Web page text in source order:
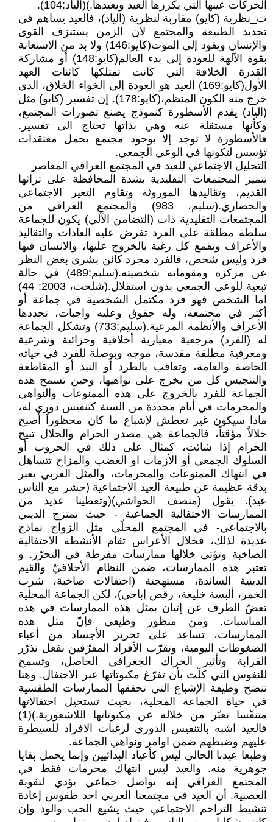
الحركات عينها التي يكررها العيد ويعيدها.)(الياد:104).
ت_نظرية (كايو) مقاربة لنظرية (الياد)، فالعيد يساهم في
تجديد الطبيعة والمجتمع لان الزمن يستنزف القوى
والإنسان ويقود إلى الموت(كايو:146) ولا بد من الاستعانة
بقوة الآلهة للعودة إلى بدء العالم(كايو:148) أو مشاركة
القدرة الخلاقة التي كانت تمتلكها كائنات العهد
الأول(كايو:169) العيد هو العودة إلى الخواء الخلاق، الذي
خرج منه الكون المنظم،(كايو:178). إن تفسير (كايو) مثل
(الياد) يقدم الأسطورة كنموذج يصنع تصورات المجتمع،
وكأنها مستقلة عنه وهي بذاتها تحتاج الى تفسير.
فالأسطورة لا توجد إلا بوجود مجتمع يحمل معتقدات
تؤسس لتكونها في الوعي الجمعي.
التحليل الاجتماعي للعيد في المجتمع العراقي المعاصر
تتميز المجتمعات التقليدية بشدة المحافظة على تراثها
القديم، وتقاليدها الموروثة وتقاوم التغير الاجتماعي
والحضاري.(سليم، 983) والمجتمع العراقي من
المجتمعات التقليدية ذات (التضامن الآلي) يكون للجماعة
سلطة مطلقة على الفرد تفرض عليه العادات والتقاليد
والأعراف وتقمع كل رغبة بالخروج عليها، والانسان فيها
فرد وليس شخص، فالفرد مجرد كائن بشري بغض النظر
عن مركزه ومقوماته شخصيته.(سليم:489) في حالة
تبعية للوعي الجمعي بدون استقلال.(شلحت، 2003: 44)
اما الشخص فهو فرد مكتمل الشخصية في جماعة أو
أكثر في مجتمعه، وله حقوق وعليه واجبات، تحددها
الأعراف والأنظمة المرعية.(سليم:733) وتشكل الجماعة
له (الفرد) مرجعية معيارية أخلاقية وجزائية وشرعية
ومعرفية مطلقة مقدسة، موجه وبوصلة للفرد في حياته
الخاصة والعامة، وتعاقب بالطرد أو النبذ أو المقاطعة
والتنجيس كل من يخرج على نواهيها، وحين تسمح هذه
الجماعة للفرد بالخروج على هذه الممنوعات والنواهي
والمحرمات في أيام محددة من السنة كتنفيس دوري له،
ماذا سيكون غير تعطش لإشباع ما كان محظوراً أصبح
حلالاً مؤقتاً، فالجماعة هي مصدر الحرام والحلال تبيح
الحرام إذا شائت، كمثال على ذلك في الحروب أو
السلوك الجمعي أو الأزمات او الغضب والمزاح تتساهل
في انتهاك الممنوعات والمحرمات، والمثل العربي يعبر
بدقة عظيمة عن طبيعة العيد الاجتماعية (حشر مع الناس
عيد). يقول (منصف الحواشي)(وتعطينا عديد من
الممارسات الاحتفالية الجماعية - حيث يمتزج الديني
بالاجتماعي- في المجتمع المحلّي مثل الزواج نماذج
عديدة لذلك، فخلال الأعراس تقام الأنشطة الاحتفالية
الصاخبة وتؤتى خلالها ممارسات مفرطة في التحرّر. و
تعتبر هذه الممارسات، ضمن النظام الأخلاقيّ والقيم
الدينية السائدة، مستهجنة (احتفالات صاخبة، شرب
الخمر، ألبسة خليعة، رقص إباحي)، لكن الجماعة المحلية
تغضّ الطرف عن إتيان بمثل هذه الممارسات في هذه
المناسبات. ومن منظور وظيفي فإنّ مثل هذه
الممارسات، تساعد على تحرير الأجساد من أعباء
الضغوطات اليومية، وتقرّب الأفراد المفرّقين بفعل تذرّر
القرابة وتأثير الحراك الجغرافي الحاصل، وتسمح
للنفوس التي كلّت بأن تفرّغ مكبوتاتها عبر الاحتفال. وهنا
تتضح وظيفة الإشباع التي تحققها الممارسات الطقسية
في حياة الجماعة المحلية، بحيث تستحيل احتفالاتها
متنفّسا تعبّر من خلاله عن مكبوتاتها اللاشعورية.)(1)
فالعيد اشبه بالتنفيس الدوري لرغبات الافراد للسيطرة
عليهم وضبطهم ضمن اوامر ونواهي الجماعة.
وطبعا عيدنا الحالي ليس كأعياد البدائيين وإنما يحمل بقايا
جوهرية منه. والعيد ليس انتهاك محرمات فقط في
المجتمع العراقي إنه تواصل جماعي يؤدي لتقوية
العصبية. أن العيد في مجتمعنا العربي احد طقوس إعادة
تنشيط التراحم الاجتماعي حيث يشيع الحب والود وإن